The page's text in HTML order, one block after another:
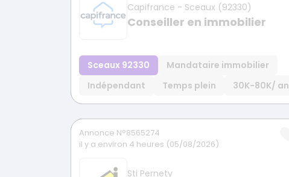
Capifrance - Sceaux (92330)
Conseiller en immobilier
Sceaux 92330
Mandataire immobilier
Indépendant
Temps plein 30K-80K/ an
Annonce N°8565274
il y a environ 4 heures (05/08/2026)
Sti Pernety